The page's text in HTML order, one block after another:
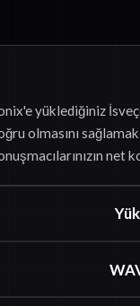
yüklediğiniz
olmasını
net